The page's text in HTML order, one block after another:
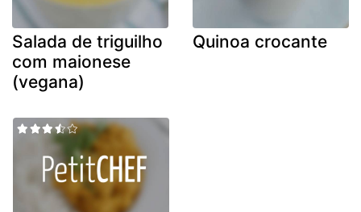
Salada de triguilho
com maionese
(vegana)
Quinoa crocante